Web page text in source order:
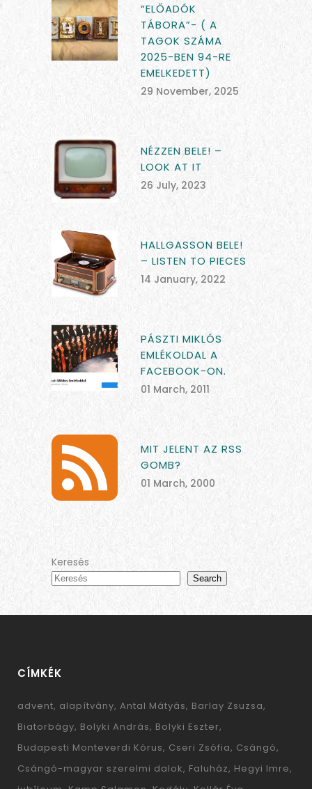
“ELŐADÓK
TÁBORA”- ( A
TAGOK SZÁMA
2025-BEN 94-RE
EMELKEDETT)
29 November, 2025
NÉZZEN BELE! –
LOOK AT IT
26 July, 2023
HALLGASSON BELE!
– LISTEN TO PIECES
14 January, 2022
PÁSZTI MIKLÓS
EMLÉKOLDAL A
FACEBOOK-ON.
01 March, 2011
MIT JELENT AZ RSS
GOMB?
01 March, 2000
Keresés
Search
CÍMKÉK
advent alapítvány Antal Mátyás Barlay Zsuzsa
Biatorbágy Bolyki András Bolyki Eszter
Budapesti Monteverdi Kórus Cseri Zsófia Csángó
Csángó-magyar szerelmi dalok Faluház Hegyi Imre